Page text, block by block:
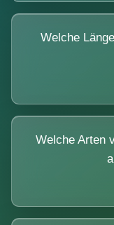
Welche
Welche Arten